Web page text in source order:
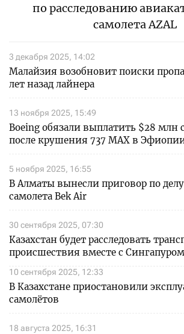
по расследованию
самолета AZAL
3 декабря 2025, 14:02
Малайзия возобновит поиски
лет назад лайнера
13 ноября 2025, 15:49
Boeing обязали выплатить $28 млн
после крушения 737 MAX в
5 ноября 2025, 16:55
В Алматы вынесли приговор по
самолета Bek Air
30 сентября 2025, 07:30
Казахстан будет расследовать
происшествия вместе с Сингапуром
10 сентября 2025, 12:33
В Казахстане приостановили
самолётов
18 августа 2025, 16:31